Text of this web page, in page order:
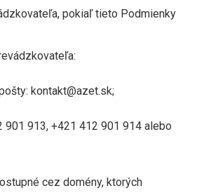
pokiaľ tieto Podmienky
kontakt@azet.sk;
901 913, +421 412 901 914 alebo
cez domény, ktorých